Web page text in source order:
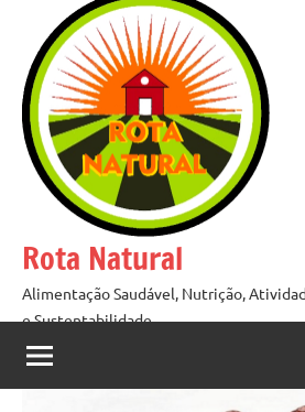
conteúdo
Rota Natural
Alimentação Saudável, Nutrição,
e Sustentabilidade